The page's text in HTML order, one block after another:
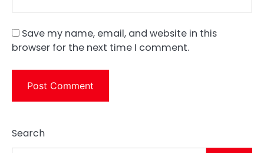
Save my name, email, and website in this
browser for the next time I comment.
Search